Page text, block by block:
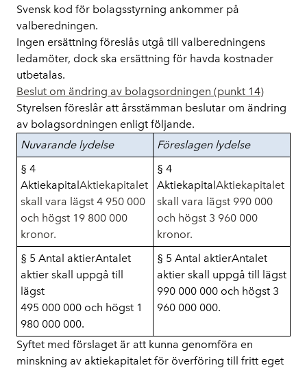
Svensk kod för bolagsstyrning ankommer på
valberedningen.
Ingen ersättning föreslås utgå till valberedningens
ledamöter, dock ska ersättning för havda kostnader
utbetalas.
Beslut om ändring av bolagsordningen (punkt 14)
Styrelsen föreslår att årsstämman beslutar om ändring
av bolagsordningen enligt följande.
Nuvarande lydelse
Föreslagen lydelse
§ 4
AktiekapitalAktiekapitalet
skall vara lägst 4 950 000
och högst 19 800 000
kronor.
§ 4
AktiekapitalAktiekapitalet
skall vara lägst 990 000
och högst 3 960 000
kronor.
§ 5 Antal aktierAntalet
aktier skall uppgå till
lägst
495 000 000 och högst 1
980 000 000.
§ 5 Antal aktierAntalet
aktier skall uppgå till lägst
990 000 000 och högst 3
960 000 000.
Syftet med förslaget är att kunna genomföra en
minskning av aktiekapitalet för överföring till fritt eget